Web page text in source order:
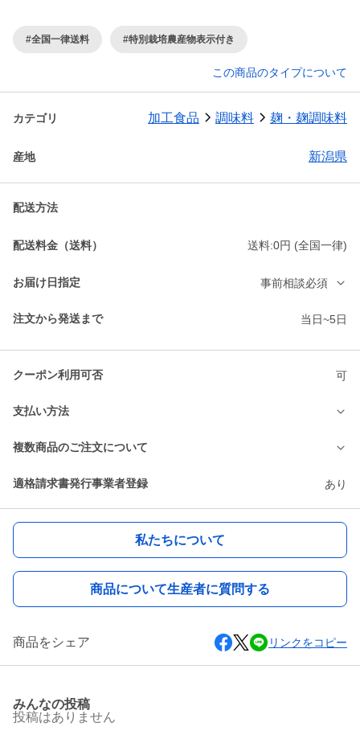
#全国一律送料 #特別栽培農産物表示付き
この商品のタイプについて
カテゴリ 加工食品 調味料 麹・麹調味料
産地 新潟県
配送方法
配送料金（送料） 送料:0円 (全国一律)
お届け日指定 事前相談必須
注文から発送まで 当日~5日
クーポン利用可否 可
支払い方法
複数商品のご注文について
適格請求書発行事業者登録 あり
私たちについて
商品について生産者に質問する
商品をシェア リンクをコピー
みんなの投稿
投稿はありません